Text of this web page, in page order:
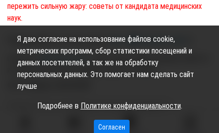
пережить сильную жару: советы от кандидата медицинских
наук.
Подписывайтесь на наш канал вMax, telegram-канал
"ВКонтакте"
: там только самые важные новости
из жизни Сургутского района, Сургута и ХМАО.
ФОТО Марины ХВАЛЕВОЙ
лето арбузы ягоды фрукты
Я даю согласие на использование файлов cookie,
метрических программ, сбор статистики посещений и
данных посетителей, а так же на обработку
персональных данных. Это помогает нам сделать сайт
лучше
Подробнее в Политике конфиденциальности.
Согласен